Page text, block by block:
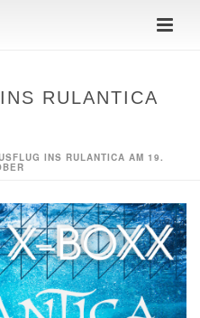
RULANTICA
INS RULANTICA AM 19.